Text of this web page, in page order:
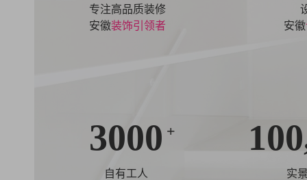
专注高品质装修
安徽装饰引领者
安徽
3000 +
自有工人
实